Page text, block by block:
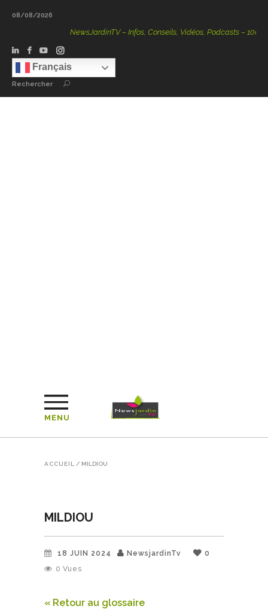
08/08/2026
NewsJardinTV – Infos, Conseils, Vidéos, Podcasts – 100 %
Français
Rechercher
MENU
ACCUEIL / MILDIOU
MILDIOU
18 JUIN 2024 NewsjardinTv
0
0 Vues
« Retour au glossaire